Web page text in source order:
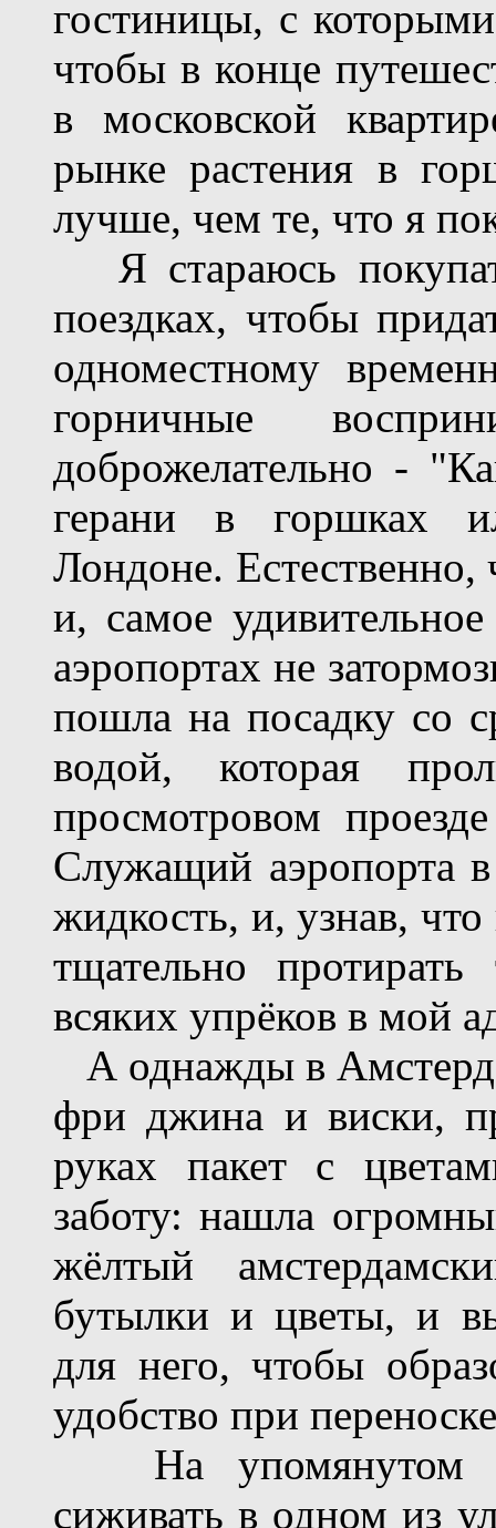
гостиницы, с
чтобы в конце
в московской
рынке растения в
лучше, чем те, что я
Я стараюсь
поездках, чтобы
одноместному
горничные
доброжелательно -
герани в горшках
Лондоне. Естественно,
и, самое
аэропортах не
пошла на посадку со
водой, которая
просмотровом
Служащий аэропорта
жидкость, и, узнав,
тщательно протирать
всяких упрёков в мой
А однажды в
фри джина и виски,
руках пакет с
заботу: нашла
жёлтый
бутылки и цветы, и
для него, чтобы
удобство при
На упомянутом
сиживать в одном из